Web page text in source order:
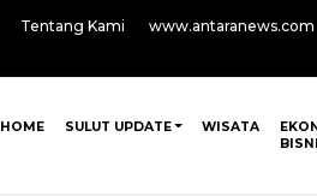
Tentang Kami www.antaranews.com
HOME SULUT UPDATE WISATA